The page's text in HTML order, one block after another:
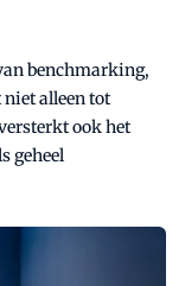
benchmarking,
niet alleen tot
ook het
geheel